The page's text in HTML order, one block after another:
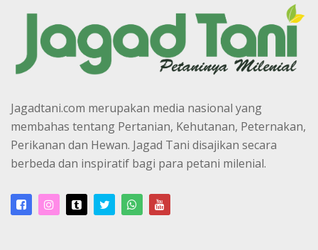
Jagadtani.com merupakan media nasional yang
membahas tentang Pertanian, Kehutanan, Peternakan,
Perikanan dan Hewan. Jagad Tani disajikan secara
berbeda dan inspiratif bagi para petani milenial.